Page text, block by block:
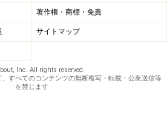
著作権・商標・免責
サイトマップ
Inc. All rights reserved.
すべてのコンテンツの無断複写・転載・公衆送信等
を禁じます